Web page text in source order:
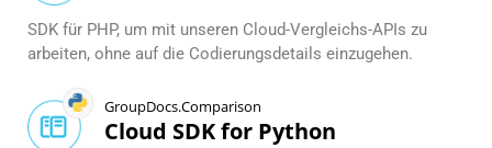
SDK für PHP, um mit unseren Cloud-Vergleichs-APIs zu
arbeiten, ohne auf die Codierungsdetails einzugehen.
GroupDocs.Comparison
Cloud SDK for Python